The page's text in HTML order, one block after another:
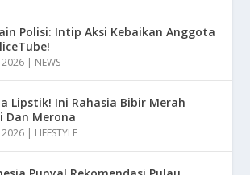
Polisi: Intip Aksi Kebaikan Anggota
| NEWS
Lipstik! Ini Rahasia Bibir Merah
Dan Merona
| LIFESTYLE